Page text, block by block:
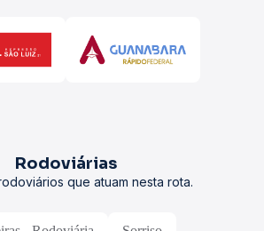
Rodoviárias
que atuam nesta rota.